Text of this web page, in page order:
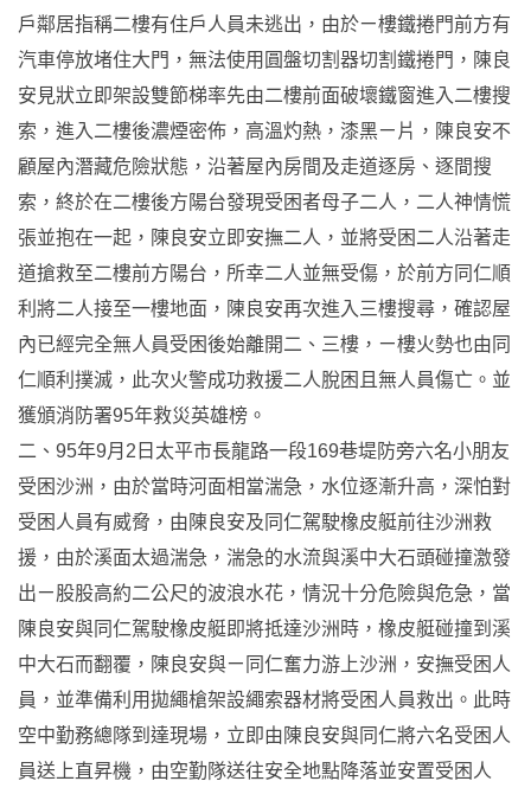
戶鄰居指稱二樓有住戶人員未逃出，由於ㄧ樓鐵捲門前方有
汽車停放堵住大門，無法使用圓盤切割器切割鐵捲門，陳良
安見狀立即架設雙節梯率先由二樓前面破壞鐵窗進入二樓搜
索，進入二樓後濃煙密佈，高溫灼熱，漆黑ㄧ片，陳良安不
顧屋內潛藏危險狀態，沿著屋內房間及走道逐房、逐間搜
索，終於在二樓後方陽台發現受困者母子二人，二人神情慌
張並抱在一起，陳良安立即安撫二人，並將受困二人沿著走
道搶救至二樓前方陽台，所幸二人並無受傷，於前方同仁順
利將二人接至一樓地面，陳良安再次進入三樓搜尋，確認屋
內已經完全無人員受困後始離開二、三樓，ㄧ樓火勢也由同
仁順利撲滅，此次火警成功救援二人脫困且無人員傷亡。並
獲頒消防署95年救災英雄榜。
二、95年9月2日太平市長龍路一段169巷堤防旁六名小朋友
受困沙洲，由於當時河面相當湍急，水位逐漸升高，深怕對
受困人員有威脅，由陳良安及同仁駕駛橡皮艇前往沙洲救
援，由於溪面太過湍急，湍急的水流與溪中大石頭碰撞激發
出ㄧ股股高約二公尺的波浪水花，情況十分危險與危急，當
陳良安與同仁駕駛橡皮艇即將抵達沙洲時，橡皮艇碰撞到溪
中大石而翻覆，陳良安與ㄧ同仁奮力游上沙洲，安撫受困人
員，並準備利用拋繩槍架設繩索器材將受困人員救出。此時
空中勤務總隊到達現場，立即由陳良安與同仁將六名受困人
員送上直昇機，由空勤隊送往安全地點降落並安置受困人